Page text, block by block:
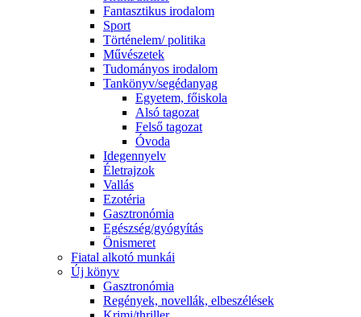
Fantasztikus irodalom
Sport
Történelem/ politika
Művészetek
Tudományos irodalom
Tankönyv/segédanyag
Egyetem, főiskola
Alsó tagozat
Felső tagozat
Óvoda
Idegennyelv
Életrajzok
Vallás
Ezotéria
Gasztronómia
Egészség/gyógyítás
Önismeret
Fiatal alkotó munkái
Új könyv
Gasztronómia
Regények, novellák, elbeszélések